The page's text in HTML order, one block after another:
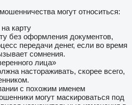
могут относиться:
карту
без оформления документов,
передачи денег, если во время
сомнения.
лица»
настораживать, скорее всего,
с похожим именем
могут маскироваться под